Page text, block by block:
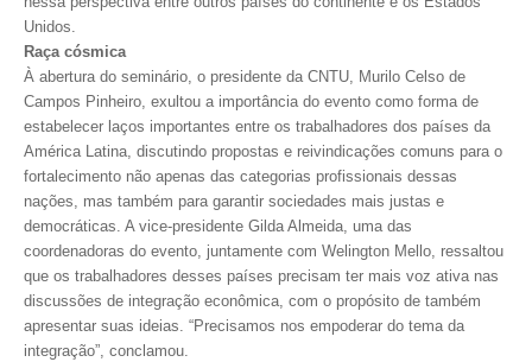
PUBLICIDADE
MANUAL DE REDAÇÃO
RELEASES
CONTATO
CADASTRO
ASSOCIE-SE
ATUALIZAÇÃO CADASTRAL
Unidos.
Raça cósmica
À abertura do seminário, o presidente da CNTU, Murilo Celso de
Campos Pinheiro, exultou a importância do evento como forma de
estabelecer laços importantes entre os trabalhadores dos países da
América Latina, discutindo propostas e reivindicações comuns para o
fortalecimento não apenas das categorias profissionais dessas
nações, mas também para garantir sociedades mais justas e
democráticas. A vice-presidente Gilda Almeida, uma das
coordenadoras do evento, juntamente com Welington Mello, ressaltou
que os trabalhadores desses países precisam ter mais voz ativa nas
discussões de integração econômica, com o propósito de também
apresentar suas ideias. “Precisamos nos empoderar do tema da
integração”, conclamou.